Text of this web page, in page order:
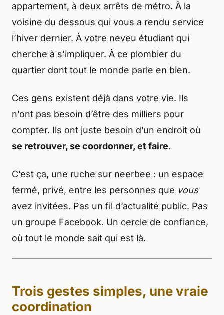
appartement, à deux arrêts de métro. À la
voisine du dessous qui vous a rendu service
l’hiver dernier. À votre neveu étudiant qui
cherche à s’impliquer. À ce plombier du
quartier dont tout le monde parle en bien.
Ces gens existent déjà dans votre vie. Ils
n’ont pas besoin d’être des milliers pour
compter. Ils ont juste besoin d’un endroit où
se retrouver, se coordonner, et faire.
C’est ça, une ruche sur neerbee : un espace
fermé, privé, entre les personnes que vous
avez invitées. Pas un fil d’actualité public. Pas
un groupe Facebook. Un cercle de confiance,
où tout le monde sait qui est là.
Trois gestes simples, une vraie
coordination